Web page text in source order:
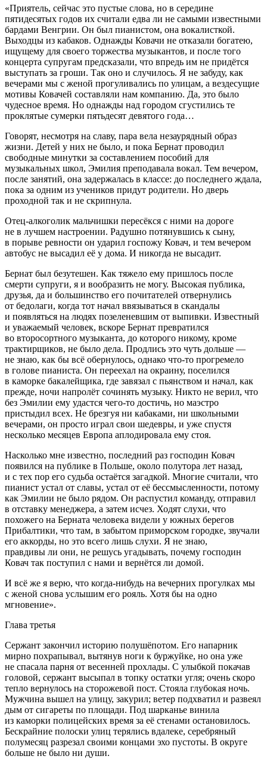
«Приятель, сейчас это пустые слова, но в середине
пятидесятых годов их считали едва ли не самыми известными
бардами Венгрии. Он был пианистом, она вокалисткой.
Выходцы из кабаков. Однажды Ковачи не отказали богатею,
ищущему для своего торжества музыкантов, и после того
концерта супругам предсказали, что впредь им не придётся
выступать за гроши. Так оно и случилось. Я не забуду, как
вечерами мы с женой прогуливались по улицам, а вездесущие
мотивы Ковачей составляли нам компанию. Да, это было
чудесное время. Но однажды над городом сгустились те
проклятые сумерки пятьдесят девятого года…
Говорят, несмотря на славу, пара вела незаурядный образ
жизни. Детей у них не было, и пока Бернат проводил
свободные минутки за составлением пособий для
музыкальных школ, Эмилия преподавала вокал. Тем вечером,
после занятий, она задержалась в классе: до последнего ждала,
пока за одним из учеников придут родители. Но дверь
проходной так и не скрипнула.
Отец-алкоголик мальчишки пересёкся с ними на дороге
не в лучшем настроении. Радушно потянувшись к сыну,
в порыве ревности он ударил госпожу Ковач, и тем вечером
автобус не высадил её у дома. И никогда не высадит.
Бернат был безутешен. Как тяжело ему пришлось после
смерти супруги, я и вообразить не могу. Высокая публика,
друзья, да и большинство его почитателей отвернулись
от бедолаги, когда тот начал ввязываться в скандалы
и появляться на людях позеленевшим от выпивки. Известный
и уважаемый человек, вскоре Бернат превратился
во второсортного музыканта, до которого никому, кроме
трактирщиков, не было дела. Продлись это чуть дольше —
не знаю, как бы всё обернулось, однако что-то прогремело
в голове пианиста. Он переехал на окраину, поселился
в каморке бакалейщика, где завязал с пьянством и начал, как
прежде, ночи напролёт сочинять музыку. Никто не верил, что
без Эмилии ему удастся чего-то достичь, но маэстро
пристыдил всех. Не брезгуя ни кабаками, ни школьными
вечерами, он просто играл свои шедевры, и уже спустя
несколько месяцев Европа аплодировала ему стоя.
Насколько мне известно, последний раз господин Ковач
появился на публике в Польше, около полутора лет назад,
и с тех пор его судьба остаётся загадкой. Многие считали, что
пианист устал от славы, устал от её бессмысленности, потому
как Эмилии не было рядом. Он распустил команду, отправил
в отставку менеджера, а затем исчез. Ходят слухи, что
похожего на Берната человека видели у южных берегов
Прибалтики, что там, в забытом приморском городке, звучали
его аккорды, но это всего лишь слухи. Я не знаю,
правдивы ли они, не решусь угадывать, почему господин
Ковач так поступил с нами и вернётся ли домой.
И всё же я верю, что когда-нибудь на вечерних прогулках мы
с женой снова услышим его рояль. Хотя бы на одно
мгновение».
Глава третья
Сержант закончил историю полушёпотом. Его напарник
мирно похрапывал, вытянув ноги к буржуйке, но она уже
не спасала парня от весенней прохлады. С улыбкой покачав
головой, сержант высыпал в топку остатки угля; очень скоро
тепло вернулось на сторожевой пост. Стояла глубокая ночь.
Мужчина вышел на улицу, закурил; ветер подхватил и развеял
дым от сигареты по площади. Под шарканье винила
из каморки полицейских время за её стенами остановилось.
Бескрайние полоски улиц терялись вдалеке, серебряный
полумесяц разрезал своими концами эхо пустоты. В округе
больше не было ни души.